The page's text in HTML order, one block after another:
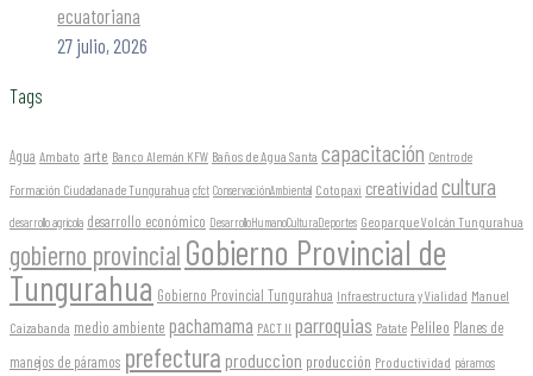
ecuatoriana
27 julio, 2026
Tags
Agua Ambato arte Banco Alemán KFW Baños de Agua Santa capacitación Centro de
Formación Ciudadana de Tungurahua cfct ConservaciónAmbiental Cotopaxi creatividad cultura
desarrollo agrícola desarrollo económico DesarrolloHumanoCulturaDeportes Geoparque Volcán Tungurahua
gobierno provincial Gobierno Provincial de
Tungurahua Gobierno Provincial Tungurahua Infraestructura y Vialidad Manuel
Caizabanda medio ambiente pachamama PACT II parroquias Patate Pelileo Planes de
manejos de páramos prefectura produccion producción Productividad páramos